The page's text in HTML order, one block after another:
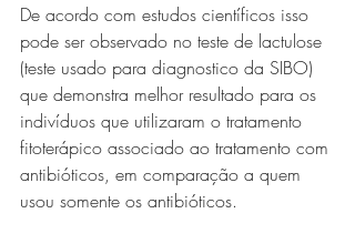
De acordo com estudos científicos isso
pode ser observado no teste de lactulose
(teste usado para diagnostico da SIBO)
que demonstra melhor resultado para os
indivíduos que utilizaram o tratamento
fitoterápico associado ao tratamento com
antibióticos, em comparação a quem
usou somente os antibióticos.